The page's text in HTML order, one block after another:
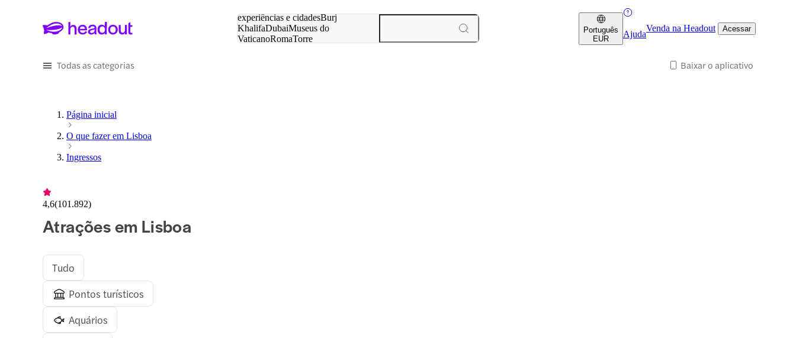
experiências e cidadesBurj
KhalifaDubaiMuseus do
VaticanoRomaTorre
Português
EUR
Ajuda
Venda na Headout Acessar
Todas as categorias Baixar o aplicativo
Página inicial
O que fazer em Lisboa
Ingressos
4,6(101.892)
Atrações em Lisboa
Tudo
Pontos turísticos
Aquários